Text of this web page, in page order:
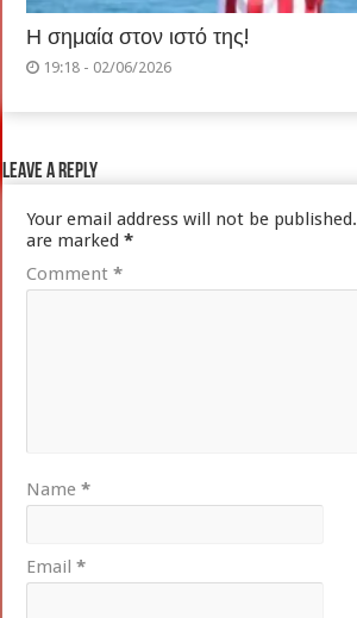
Η σημαία στον ιστό της!
19:18 - 02/06/2026
Leave a Reply
Your email address will not be published.
are marked*
Comment*
Name*
Email*